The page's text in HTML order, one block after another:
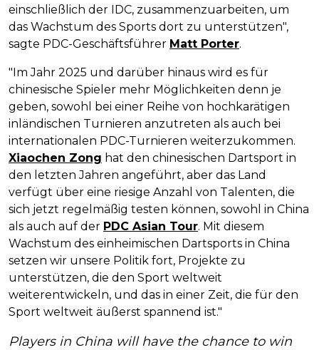
einschließlich der IDC, zusammenzuarbeiten, um
das Wachstum des Sports dort zu unterstützen",
sagte PDC-Geschäftsführer Matt Porter.
"Im Jahr 2025 und darüber hinaus wird es für
chinesische Spieler mehr Möglichkeiten denn je
geben, sowohl bei einer Reihe von hochkarätigen
inländischen Turnieren anzutreten als auch bei
internationalen PDC-Turnieren weiterzukommen.
Xiaochen Zong hat den chinesischen Dartsport in
den letzten Jahren angeführt, aber das Land
verfügt über eine riesige Anzahl von Talenten, die
sich jetzt regelmäßig testen können, sowohl in China
als auch auf der PDC Asian Tour. Mit diesem
Wachstum des einheimischen Dartsports in China
setzen wir unsere Politik fort, Projekte zu
unterstützen, die den Sport weltweit
weiterentwickeln, und das in einer Zeit, die für den
Sport weltweit äußerst spannend ist."
Players in China will have the chance to win